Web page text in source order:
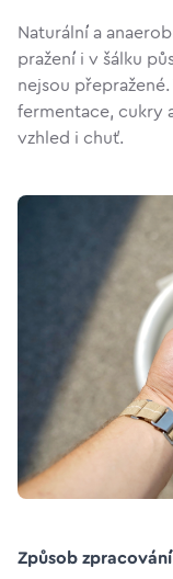
Naturální a
pražení i v šálku
nejsou
fermentace, cukry
vzhled i chuť.
Způsob zpracování